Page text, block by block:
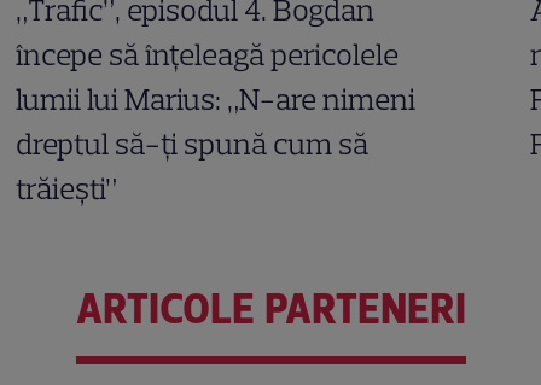
„Trafic”, episodul 4. Bogdan
începe să înțeleagă pericolele
lumii lui Marius: „N-are nimeni
dreptul să-ți spună cum să
trăiești”
ARTICOLE PARTENERI